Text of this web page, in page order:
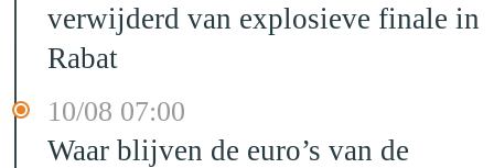
verwijderd van explosieve finale in
Rabat
10/08 07:00
Waar blijven de euro’s van de